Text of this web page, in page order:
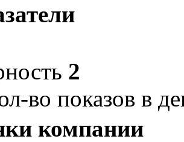
2
во показов в
компании